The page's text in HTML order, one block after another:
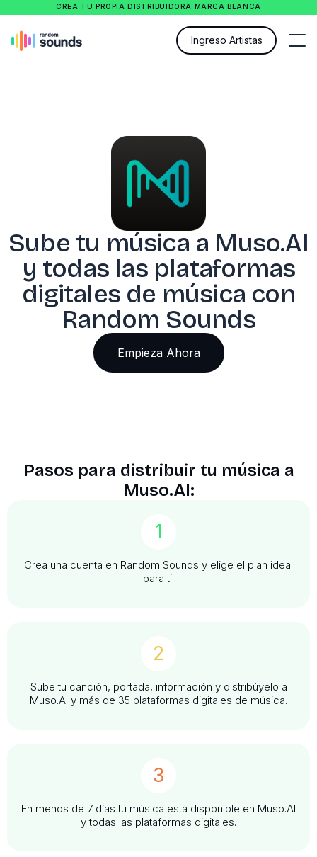
CREA TU PROPIA DISTRIBUIDORA MARCA BLANCA
Ingreso Artistas
Sube tu música a Muso.AI
y todas las plataformas
digitales de música con
Random Sounds
Empieza Ahora
Pasos para distribuir tu música a
Muso.AI:
1
Crea una cuenta en Random Sounds y elige el plan ideal
para ti.
2
Sube tu canción, portada, información y distribúyelo a
Muso.AI y más de 35 plataformas digitales de música.
3
En menos de 7 días tu música está disponible en Muso.AI
y todas las plataformas digitales.